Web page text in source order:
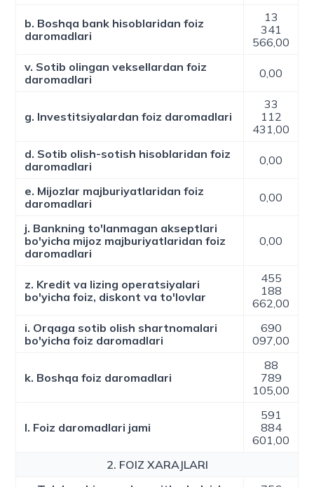
b. Boshqa bank hisoblaridan foiz
daromadlari
13
341
566,00
v. Sotib olingan veksellardan foiz
daromadlari
0,00
g. Investitsiyalardan foiz daromadlari
33
112
431,00
d. Sotib olish-sotish hisoblaridan foiz
daromadlari
0,00
e. Mijozlar majburiyatlaridan foiz
daromadlari
0,00
j. Bankning to'lanmagan akseptlari
bo'yicha mijoz majburiyatlaridan foiz
daromadlari
0,00
z. Kredit va lizing operatsiyalari
bo'yicha foiz, diskont va to'lovlar
455
188
662,00
i. Orqaga sotib olish shartnomalari
bo'yicha foiz daromadlari
690
097,00
k. Boshqa foiz daromadlari
88
789
105,00
l. Foiz daromadlari jami
591
884
601,00
2. FOIZ XARAJLARI